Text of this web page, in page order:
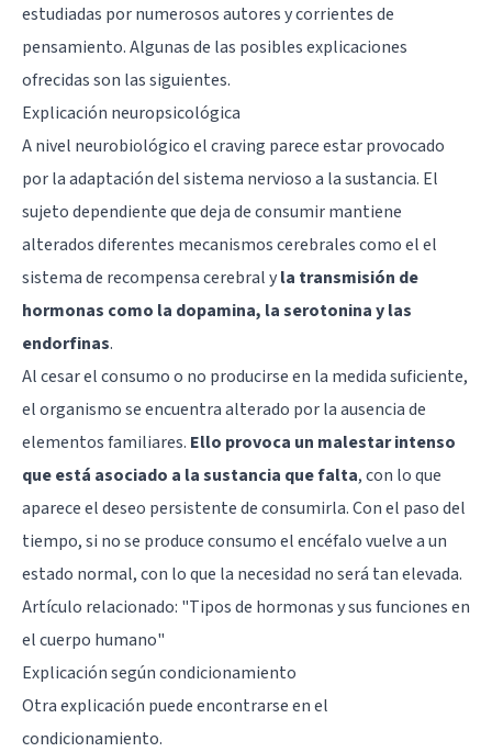
estudiadas por numerosos autores y corrientes de
pensamiento. Algunas de las posibles explicaciones
ofrecidas son las siguientes.
Explicación neuropsicológica
A nivel neurobiológico el craving parece estar provocado
por la adaptación del sistema nervioso a la sustancia. El
sujeto dependiente que deja de consumir mantiene
alterados diferentes mecanismos cerebrales como el el
sistema de recompensa cerebral yla transmisión de
hormonas como la dopamina, la serotonina y las
endorfinas.
Al cesar el consumo o no producirse en la medida suficiente,
el organismo se encuentra alterado por la ausencia de
elementos familiares. Ello provoca un malestar intenso
que está asociado a la sustancia que falta, con lo que
aparece el deseo persistente de consumirla. Con el paso del
tiempo, si no se produce consumo el encéfalo vuelve a un
estado normal, con lo que la necesidad no será tan elevada.
Artículo relacionado: "Tipos de hormonas y sus funciones en
el cuerpo humano"
Explicación según condicionamiento
Otra explicación puede encontrarse en el
condicionamiento.